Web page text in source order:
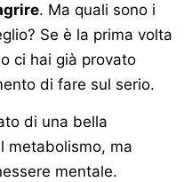
. Ma quali sono i
Se è la prima volta
o ci hai già provato
di fare sul serio.
di una bella
metabolismo, ma
mentale.